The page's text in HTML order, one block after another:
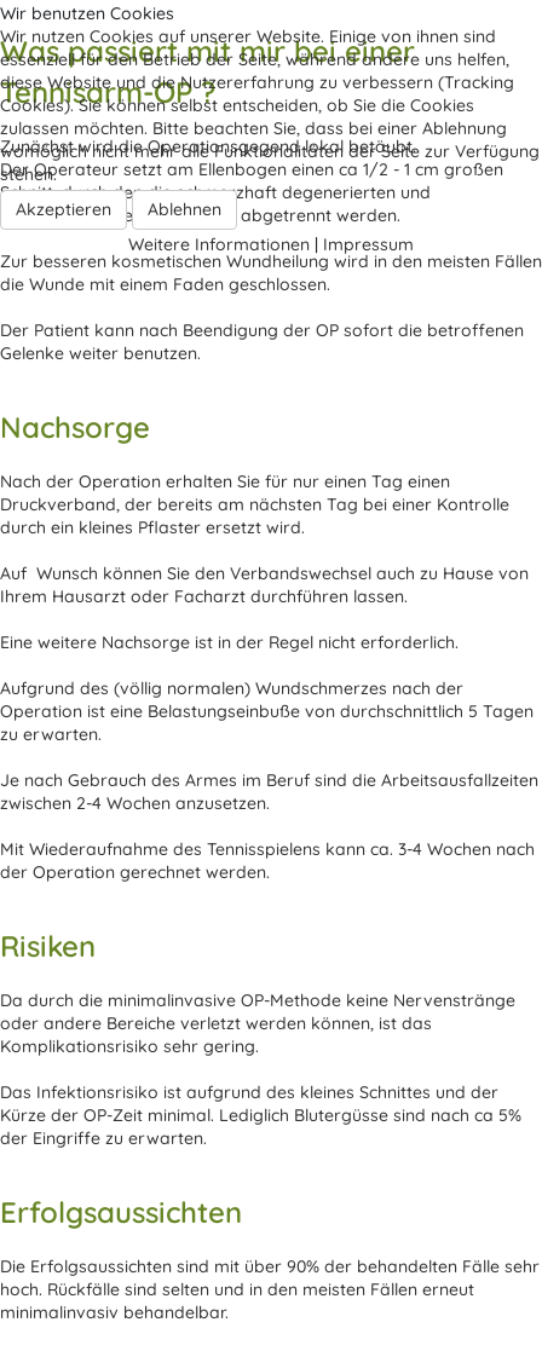
Was passiert mit mir bei einer
Tennisarm-OP ?
Zunächst wird die Operationsgegend lokal betäubt.
Der Operateur setzt am Ellenbogen einen ca 1/2 - 1 cm großen
Schnitt, durch den die schmerzhaft degenerierten und
entzündlichen Sehnenansätze abgetrennt werden.
Zur besseren kosmetischen Wundheilung wird in den meisten Fällen
die Wunde mit einem Faden geschlossen.
Der Patient kann nach Beendigung der OP sofort die betroffenen
Gelenke weiter benutzen.
Nachsorge
Nach der Operation erhalten Sie für nur einen Tag einen
Druckverband, der bereits am nächsten Tag bei einer Kontrolle
durch ein kleines Pflaster ersetzt wird.
Auf Wunsch können Sie den Verbandswechsel auch zu Hause von
Ihrem Hausarzt oder Facharzt durchführen lassen.
Eine weitere Nachsorge ist in der Regel nicht erforderlich.
Aufgrund des (völlig normalen) Wundschmerzes nach der
Operation ist eine Belastungseinbuße von durchschnittlich 5 Tagen
zu erwarten.
Je nach Gebrauch des Armes im Beruf sind die Arbeitsausfallzeiten
zwischen 2-4 Wochen anzusetzen.
Mit Wiederaufnahme des Tennisspielens kann ca. 3-4 Wochen nach
der Operation gerechnet werden.
Risiken
Da durch die minimalinvasive OP-Methode keine Nervenstränge
oder andere Bereiche verletzt werden können, ist das
Komplikationsrisiko sehr gering.
Das Infektionsrisiko ist aufgrund des kleines Schnittes und der
Kürze der OP-Zeit minimal. Lediglich Blutergüsse sind nach ca 5%
der Eingriffe zu erwarten.
Erfolgsaussichten
Die Erfolgsaussichten sind mit über 90% der behandelten Fälle sehr
hoch. Rückfälle sind selten und in den meisten Fällen erneut
minimalinvasiv behandelbar.
Wir benutzen Cookies
Wir nutzen Cookies auf unserer Website. Einige von ihnen sind
essenziell für den Betrieb der Seite, während andere uns helfen,
diese Website und die Nutzererfahrung zu verbessern (Tracking
Cookies). Sie können selbst entscheiden, ob Sie die Cookies
zulassen möchten. Bitte beachten Sie, dass bei einer Ablehnung
womöglich nicht mehr alle Funktionalitäten der Seite zur Verfügung
stehen.
Akzeptieren
Ablehnen
Weitere Informationen | Impressum